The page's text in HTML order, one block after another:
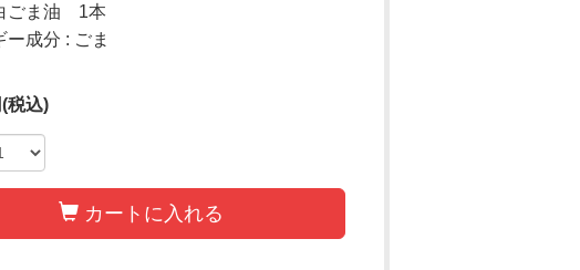
ごま油 1本
成分 : ごま
税込)
カートに入れる